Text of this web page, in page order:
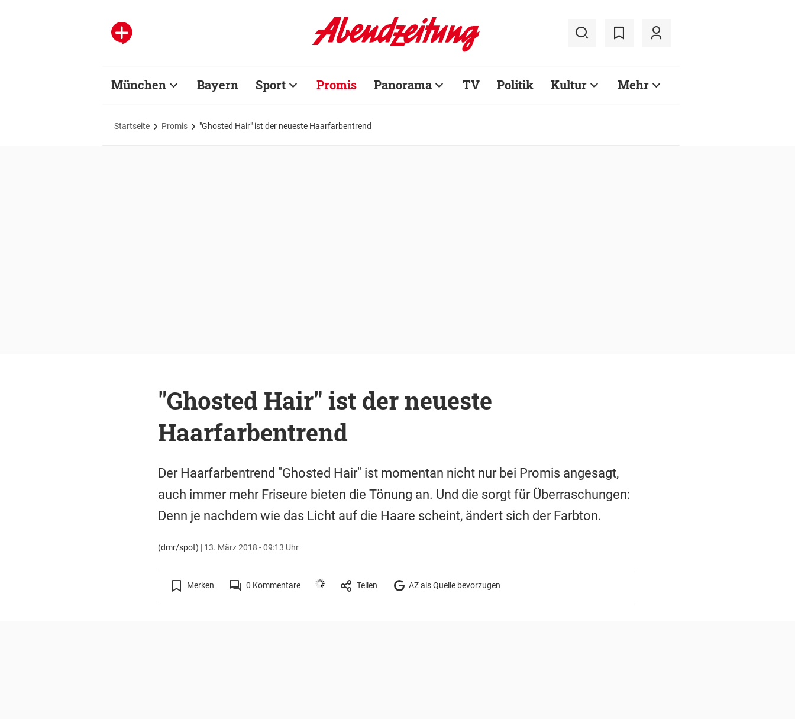
München Bayern Sport Promis Panorama TV Politik Kultur Mehr
Startseite Promis "Ghosted Hair" ist der neueste Haarfarbentrend
"Ghosted Hair" ist der neueste
Haarfarbentrend
Der Haarfarbentrend "Ghosted Hair" ist momentan nicht nur bei Promis angesagt,
auch immer mehr Friseure bieten die Tönung an. Und die sorgt für Überraschungen:
Denn je nachdem wie das Licht auf die Haare scheint, ändert sich der Farbton.
(dmr/spot) | 13. März 2018 - 09:13 Uhr
Merken 0 Kommentare Teilen AZ als Quelle bevorzugen